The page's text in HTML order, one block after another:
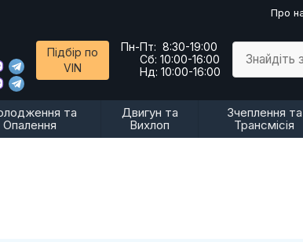
Про
Підбір по
VIN
Пн-Пт: 8:30-19:00
Сб: 10:00-16:00
Нд: 10:00-16:00
Знайдіть
та
Опалення
Двигун та
Вихлоп
Зчеплення та
Трансмісія